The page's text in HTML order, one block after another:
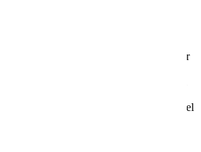
de Mesa i-Size
puedes registrar el equipo al embarcar
de una bolsa de viaje UPPAbaby,
programa TravelSafe, con el cual
silla de coche, asiento auxiliar
el viaje aéreo. Simplemente registra el
antes de partir y cualquier daño que
viaje aéreo estará completamente
los términos de la garantía original.